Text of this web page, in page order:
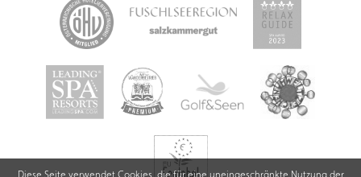
Diese Seite verwendet Cookies, die für eine uneingeschränkte Nutzung der